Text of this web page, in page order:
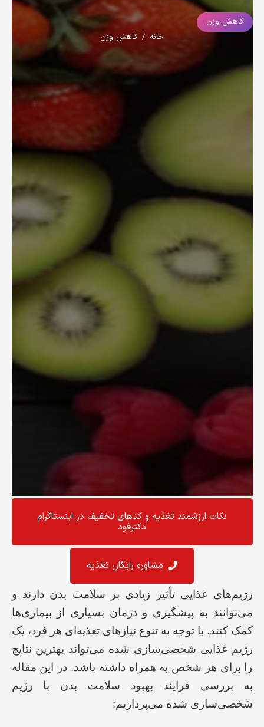
کاهش وزن
خانه / کاهش وزن
نکات ارزشمند تغذیه و کد‌های تخفیف در اینستاگرام
دکترفود
مشاوره رایگان تغذیه
رژیم‌های غذایی تأثیر زیادی بر سلامت بدن دارند و
می‌توانند به پیشگیری و درمان بسیاری از بیماری‌ها
کمک کنند. با توجه به تنوع نیازهای تغذیه‌ای هر فرد، یک
رژیم غذایی شخصی‌سازی شده می‌تواند بهترین نتایج
را برای هر شخص به همراه داشته باشد. در این مقاله
به بررسی فرایند بهبود سلامت بدن با رژیم
شخصی‌سازی شده می‌پردازیم: